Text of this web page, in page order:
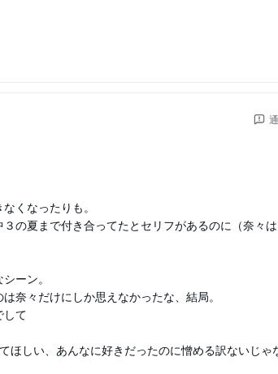
くなったりも。
の夏まで付き合ってたとセリフがあるのに（奈々
ーン。
奈々だけにしか思えなかったな、結局。
して
ほしい、あんなに好きだったのに憎める訳ないじゃ